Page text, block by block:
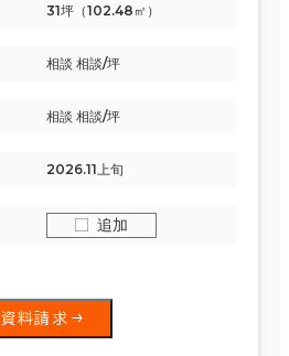
31坪（102.48㎡）
相談 相談/坪
相談 相談/坪
2026.11上旬
追加
資料請求